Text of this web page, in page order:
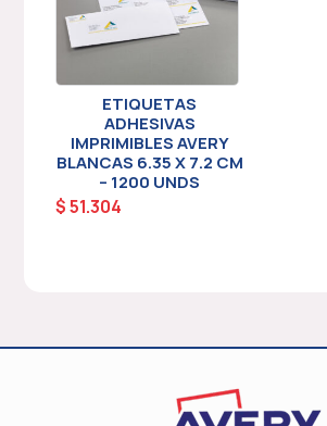
ETIQUETAS
ADHESIVAS
IMPRIMIBLES AVERY
BLANCAS 6.35 X 7.2 CM
– 1200 UNDS
$51.304